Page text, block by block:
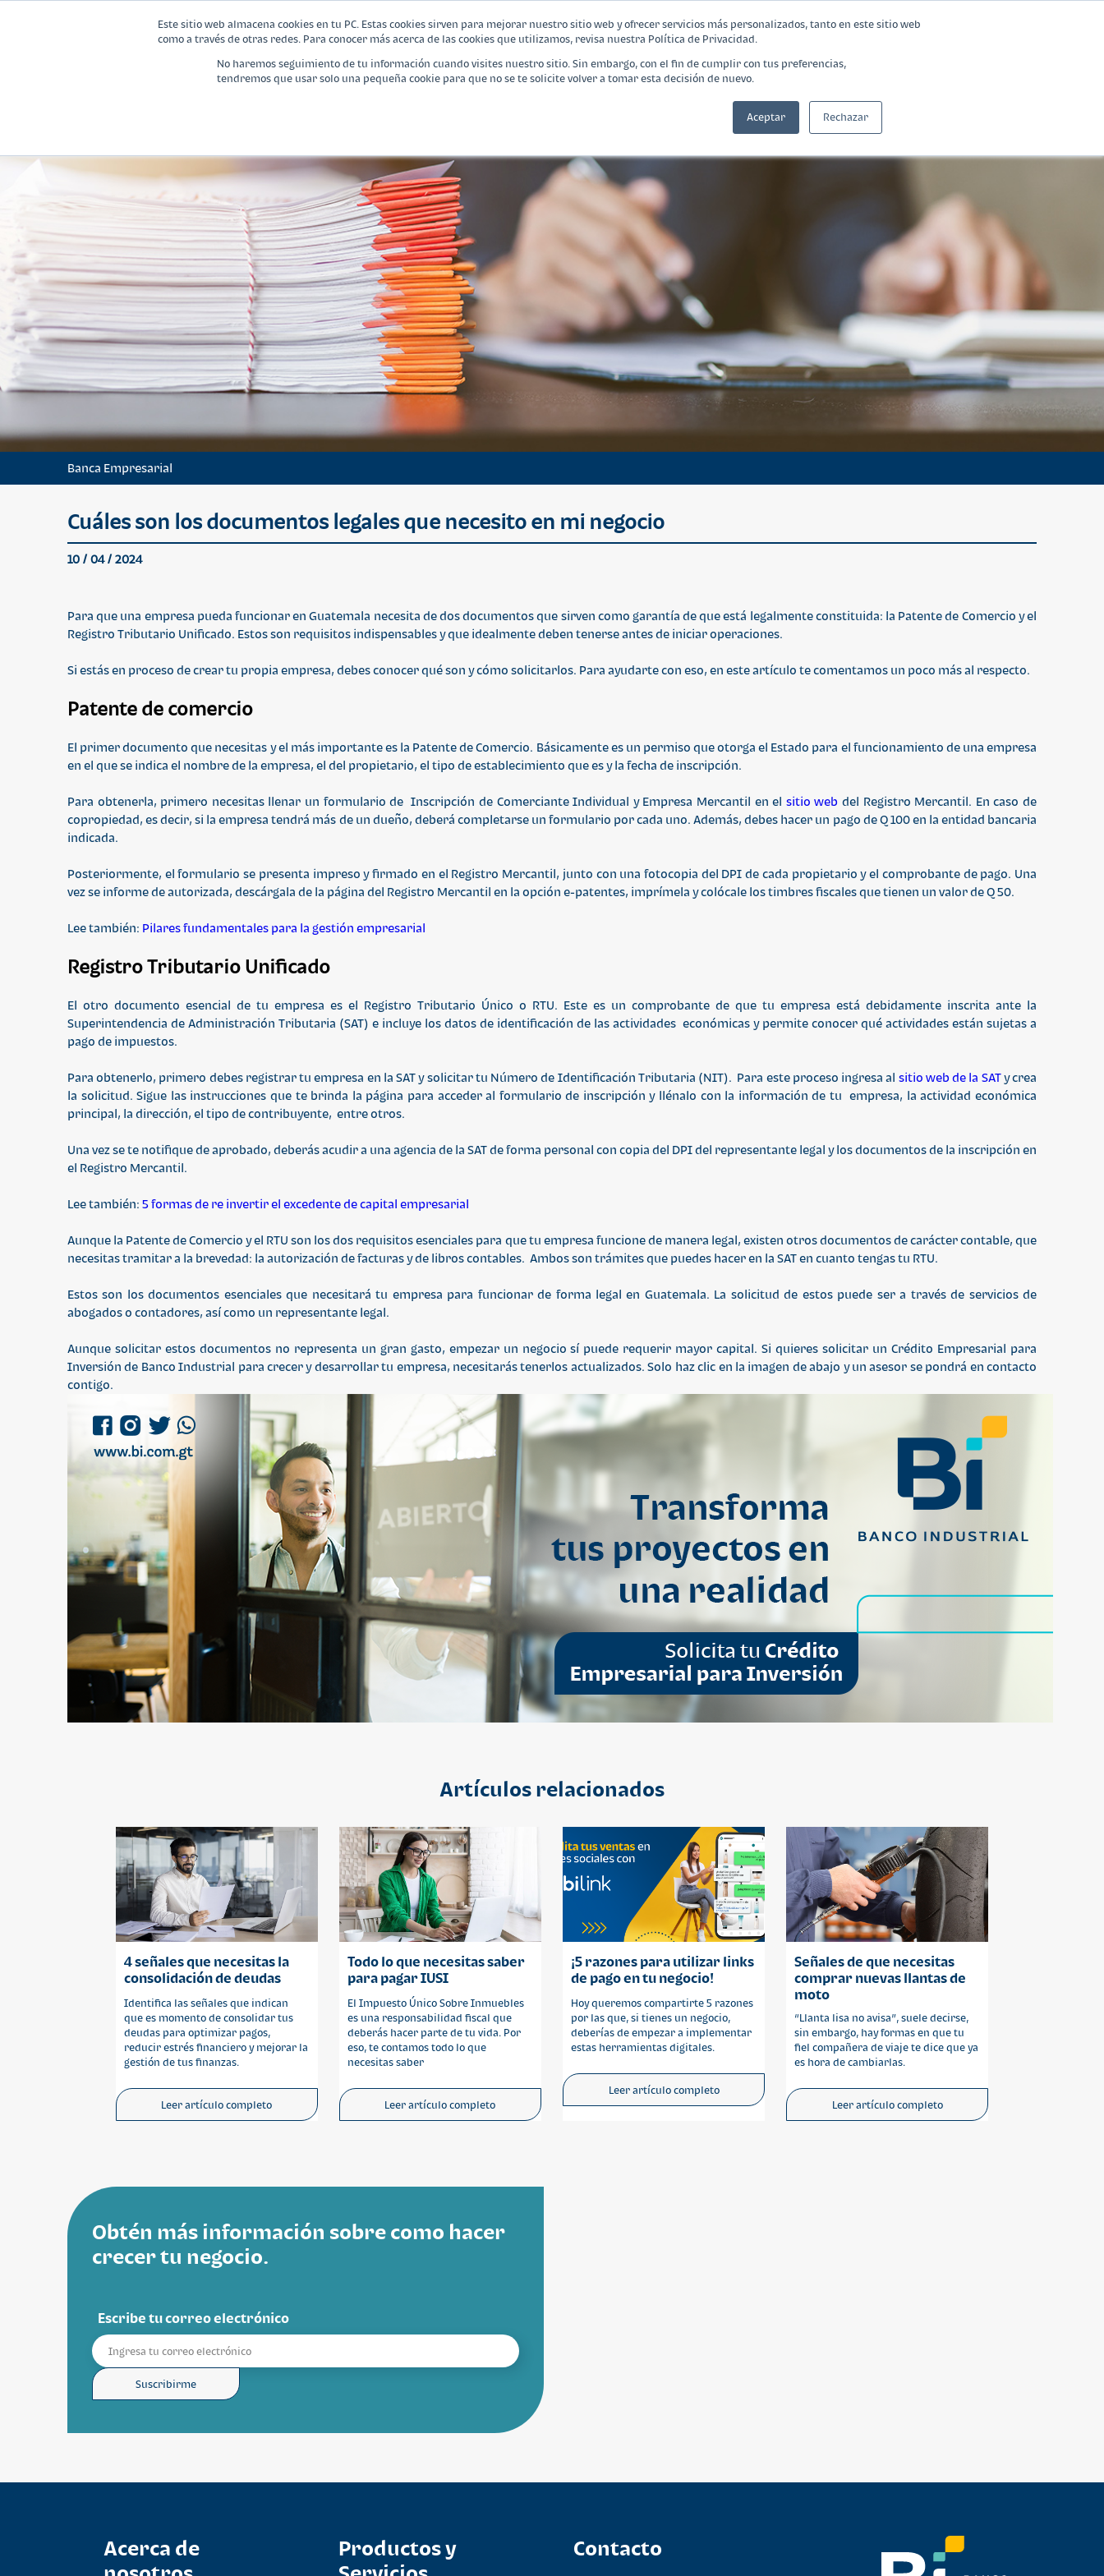
Este sitio web almacena cookies en tu PC. Estas cookies sirven para mejorar nuestro sitio web y ofrecer servicios más personalizados, tanto en este sitio web
como a través de otras redes. Para conocer más acerca de las cookies que utilizamos, revisa nuestra Política de Privacidad.
No haremos seguimiento de tu información cuando visites nuestro sitio. Sin embargo, con el fin de cumplir con tus preferencias,
tendremos que usar solo una pequeña cookie para que no se te solicite volver a tomar esta decisión de nuevo.
Aceptar Rechazar
¿Qué es Banca Empresarial? Productos Blog
Banca Empresarial
Cuáles son los documentos legales que necesito en mi negocio
10 / 04 / 2024
Para que una empresa pueda funcionar en Guatemala necesita de dos documentos que sirven como garantía de que está legalmente constituida: la Patente de Comercio y el
Registro Tributario Unificado. Estos son requisitos indispensables y que idealmente deben tenerse antes de iniciar operaciones.
Si estás en proceso de crear tu propia empresa, debes conocer qué son y cómo solicitarlos. Para ayudarte con eso, en este artículo te comentamos un poco más al respecto.
Patente de comercio
El primer documento que necesitas y el más importante es la Patente de Comercio. Básicamente es un permiso que otorga el Estado para el funcionamiento de una empresa
en el que se indica el nombre de la empresa, el del propietario, el tipo de establecimiento que es y la fecha de inscripción.
Para obtenerla, primero necesitas llenar un formulario de Inscripción de Comerciante Individual y Empresa Mercantil en el sitio web del Registro Mercantil. En caso de
copropiedad, es decir, si la empresa tendrá más de un dueño, deberá completarse un formulario por cada uno. Además, debes hacer un pago de Q 100 en la entidad bancaria
indicada.
Posteriormente, el formulario se presenta impreso y firmado en el Registro Mercantil, junto con una fotocopia del DPI de cada propietario y el comprobante de pago. Una
vez se informe de autorizada, descárgala de la página del Registro Mercantil en la opción e-patentes, imprímela y colócale los timbres fiscales que tienen un valor de Q 50.
Lee también: Pilares fundamentales para la gestión empresarial
Registro Tributario Unificado
El otro documento esencial de tu empresa es el Registro Tributario Único o RTU. Este es un comprobante de que tu empresa está debidamente inscrita ante la
Superintendencia de Administración Tributaria (SAT) e incluye los datos de identificación de las actividades económicas y permite conocer qué actividades están sujetas a
pago de impuestos.
Para obtenerlo, primero debes registrar tu empresa en la SAT y solicitar tu Número de Identificación Tributaria (NIT). Para este proceso ingresa al sitio web de la SATy crea
la solicitud. Sigue las instrucciones que te brinda la página para acceder al formulario de inscripción y llénalo con la información de tu empresa, la actividad económica
principal, la dirección, el tipo de contribuyente, entre otros.
Una vez se te notifique de aprobado, deberás acudir a una agencia de la SAT de forma personal con copia del DPI del representante legal y los documentos de la inscripción en
el Registro Mercantil.
Lee también: 5 formas de re invertir el excedente de capital empresarial
Aunque la Patente de Comercio y el RTU son los dos requisitos esenciales para que tu empresa funcione de manera legal, existen otros documentos de carácter contable, que
necesitas tramitar a la brevedad: la autorización de facturas y de libros contables. Ambos son trámites que puedes hacer en la SAT en cuanto tengas tu RTU.
Estos son los documentos esenciales que necesitará tu empresa para funcionar de forma legal en Guatemala. La solicitud de estos puede ser a través de servicios de
abogados o contadores, así como un representante legal.
Aunque solicitar estos documentos no representa un gran gasto, empezar un negocio sí puede requerir mayor capital. Si quieres solicitar un Crédito Empresarial para
Inversión de Banco Industrial para crecer y desarrollar tu empresa, necesitarás tenerlos actualizados. Solo haz clic en la imagen de abajo y un asesor se pondrá en contacto
contigo.
Artículos relacionados
4 señales que necesitas la
consolidación de deudas
Identifica las señales que indican
que es momento de consolidar tus
deudas para optimizar pagos,
reducir estrés financiero y mejorar la
gestión de tus finanzas.
Leer artículo completo
Todo lo que necesitas saber
para pagar IUSI
El Impuesto Único Sobre Inmuebles
es una responsabilidad fiscal que
deberás hacer parte de tu vida. Por
eso, te contamos todo lo que
necesitas saber
Leer artículo completo
¡5 razones para utilizar links
de pago en tu negocio!
Hoy queremos compartirte 5 razones
por las que, si tienes un negocio,
deberías de empezar a implementar
estas herramientas digitales.
Leer artículo completo
Señales de que necesitas
comprar nuevas llantas de
moto
“Llanta lisa no avisa”, suele decirse,
sin embargo, hay formas en que tu
fiel compañera de viaje te dice que ya
es hora de cambiarlas.
Leer artículo completo
Obtén más información sobre como hacer
crecer tu negocio.
Escribe tu correo electrónico
Suscribirme
Acerca de
Productos y
Contacto